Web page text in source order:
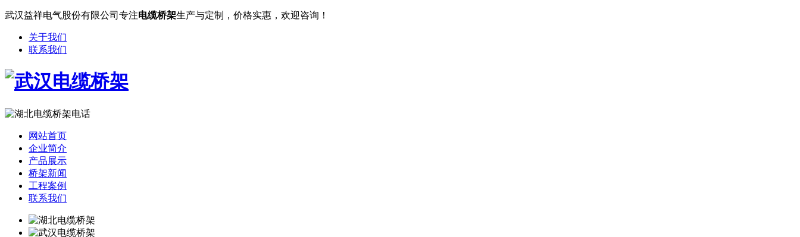
武汉益祥电气股份有限公司专注电缆桥架生产与定制，价格实惠，欢迎咨询！
关于我们
联系我们
网站首页
企业简介
产品展示
桥架新闻
工程案例
联系我们